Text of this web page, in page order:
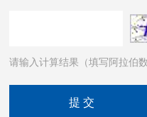
请输入计算结果（填写阿拉伯